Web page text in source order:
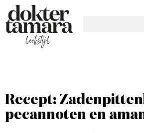
Recept:
pecannoten en